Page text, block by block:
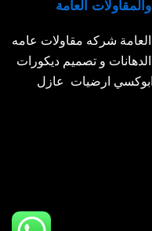
العامة
شركه مقاولات عامه
و تصميم ديكورات
ابوكسي ارضيات عازل